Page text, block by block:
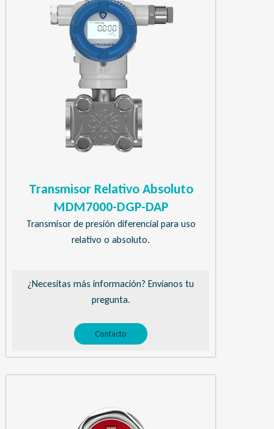
Transmisor Relativo Absoluto
MDM7000-DGP-DAP
Transmisor de presión diferencial para uso
relativo o absoluto.
¿Necesitas más información? Envíanos tu
pregunta.
Contacto